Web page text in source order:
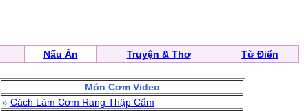
Nấu Ăn Truyện & Thơ
Từ Điển
Món Cơm Video
» Cách Làm Cơm Rang Thập Cẩm